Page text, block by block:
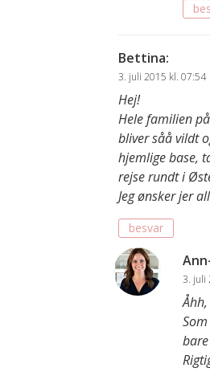
Bettina:
3. juli 2015 kl. 07:54
Hej!
Hele familien
bliver såå vildt
hjemlige base,
rejse rundt i
Jeg ønsker jer
besvar
3. juli